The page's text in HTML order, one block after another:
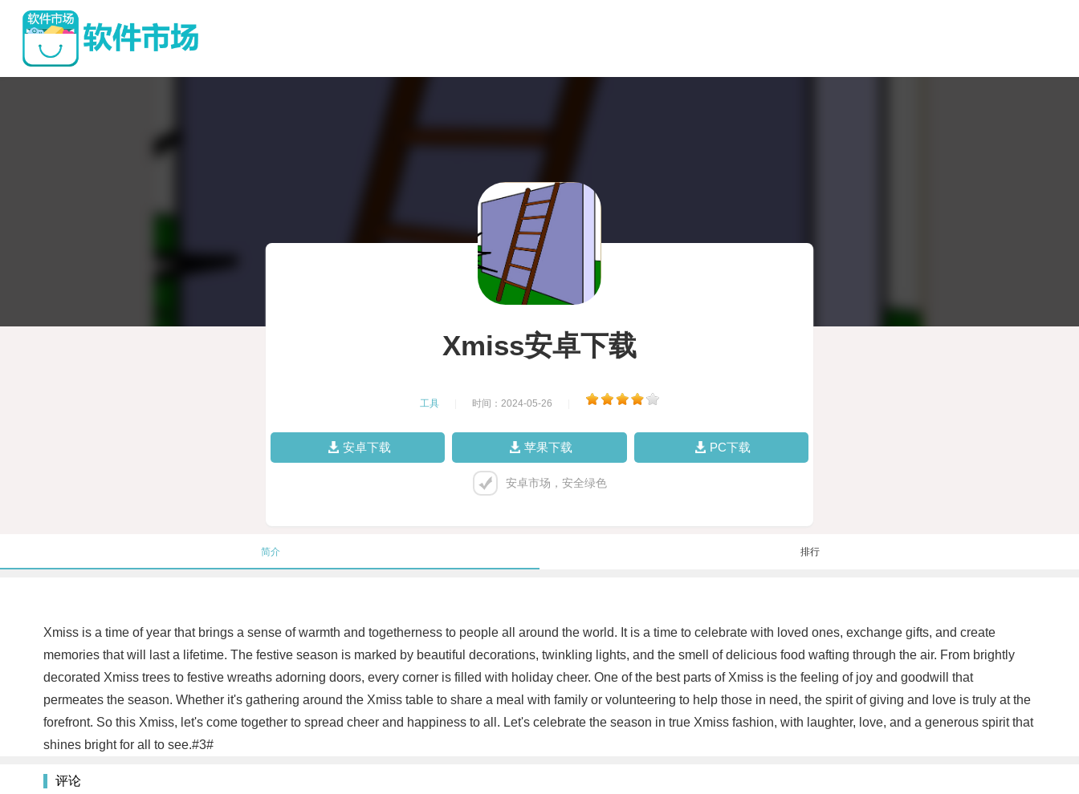
Xmiss安卓下载
工具 时间：2024-05-26
安卓下载 苹果下载 PC下载
安卓市场，安全绿色
简介 排行
Xmiss is a time of year that brings a sense of warmth and togetherness to people all around the world. It is a time to celebrate with loved ones, exchange gifts, and create
memories that will last a lifetime. The festive season is marked by beautiful decorations, twinkling lights, and the smell of delicious food wafting through the air. From brightly
decorated Xmiss trees to festive wreaths adorning doors, every corner is filled with holiday cheer. One of the best parts of Xmiss is the feeling of joy and goodwill that
permeates the season. Whether it's gathering around the Xmiss table to share a meal with family or volunteering to help those in need, the spirit of giving and love is truly at the
forefront. So this Xmiss, let's come together to spread cheer and happiness to all. Let's celebrate the season in true Xmiss fashion, with laughter, love, and a generous spirit that
shines bright for all to see.#3#
评论